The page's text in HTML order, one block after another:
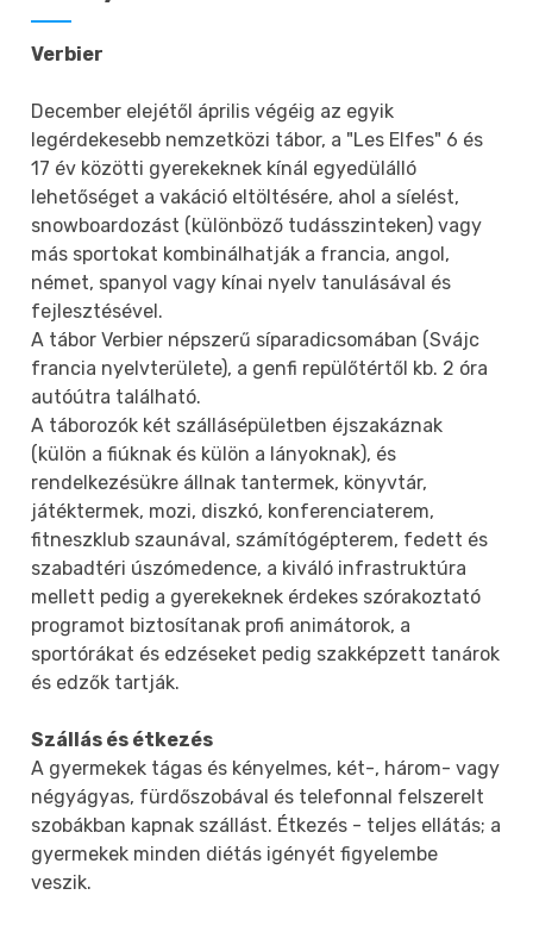
Verbier
December elejétől április végéig az egyik
legérdekesebb nemzetközi tábor, a "Les Elfes" 6 és
17 év közötti gyerekeknek kínál egyedülálló
lehetőséget a vakáció eltöltésére, ahol a síelést,
snowboardozást (különböző tudásszinteken) vagy
más sportokat kombinálhatják a francia, angol,
német, spanyol vagy kínai nyelv tanulásával és
fejlesztésével.
A tábor Verbier népszerű síparadicsomában (Svájc
francia nyelvterülete), a genfi repülőtértől kb. 2 óra
autóútra található.
A táborozók két szállásépületben éjszakáznak
(külön a fiúknak és külön a lányoknak), és
rendelkezésükre állnak tantermek, könyvtár,
játéktermek, mozi, diszkó, konferenciaterem,
fitneszklub szaunával, számítógépterem, fedett és
szabadtéri úszómedence, a kiváló infrastruktúra
mellett pedig a gyerekeknek érdekes szórakoztató
programot biztosítanak profi animátorok, a
sportórákat és edzéseket pedig szakképzett tanárok
és edzők tartják.
Szállás és étkezés
A gyermekek tágas és kényelmes, két-, három- vagy
négyágyas, fürdőszobával és telefonnal felszerelt
szobákban kapnak szállást. Étkezés - teljes ellátás; a
gyermekek minden diétás igényét figyelembe
veszik.